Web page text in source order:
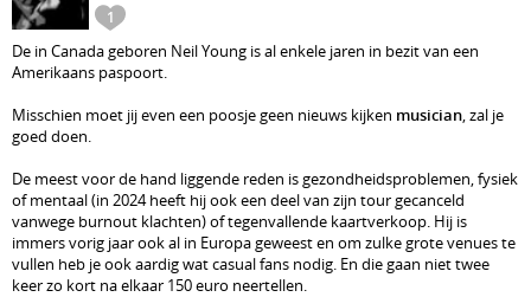
1
De in Canada geboren Neil Young is al enkele jaren in bezit van een
Amerikaans paspoort.
Misschien moet jij even een poosje geen nieuws kijken musician, zal je
goed doen.
De meest voor de hand liggende reden is gezondheidsproblemen, fysiek
of mentaal (in 2024 heeft hij ook een deel van zijn tour gecanceld
vanwege burnout klachten) of tegenvallende kaartverkoop. Hij is
immers vorig jaar ook al in Europa geweest en om zulke grote venues te
vullen heb je ook aardig wat casual fans nodig. En die gaan niet twee
keer zo kort na elkaar 150 euro neertellen.